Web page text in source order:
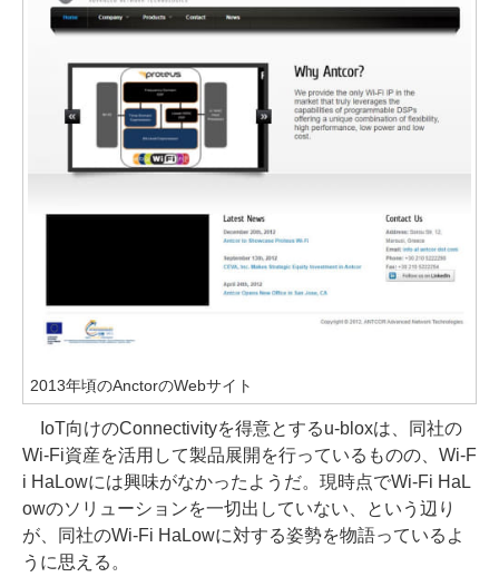
2013年頃のAnctorのWebサイト
IoT向けのConnectivityを得意とするu-bloxは、同社の
Wi-Fi資産を活用して製品展開を行っているものの、Wi-F
i HaLowには興味がなかったようだ。現時点でWi-Fi HaL
owのソリューションを一切出していない、という辺り
が、同社のWi-Fi HaLowに対する姿勢を物語っているよ
うに思える。